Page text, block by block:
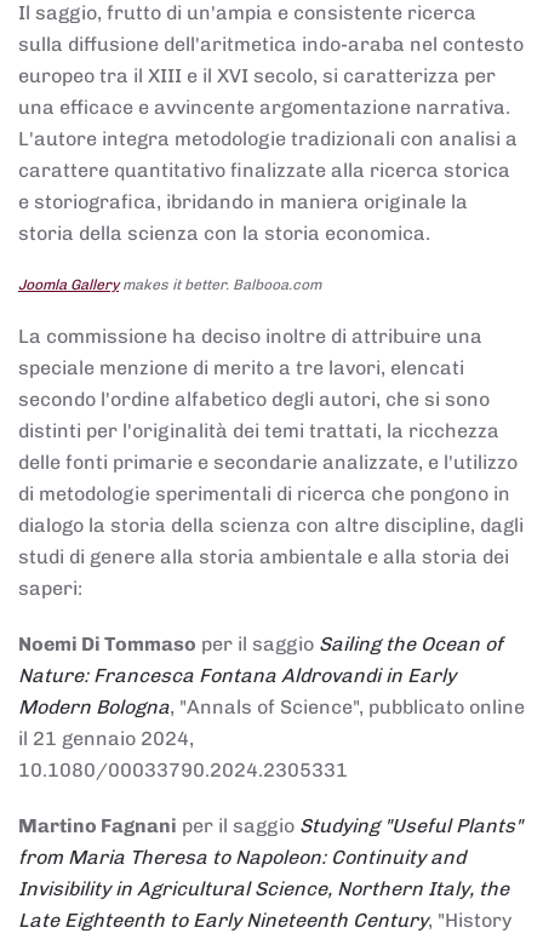
Il saggio, frutto di un'ampia e consistente ricerca
sulla diffusione dell'aritmetica indo-araba nel contesto
europeo tra il XIII e il XVI secolo, si caratterizza per
una efficace e avvincente argomentazione narrativa.
L'autore integra metodologie tradizionali con analisi a
carattere quantitativo finalizzate alla ricerca storica
e storiografica, ibridando in maniera originale la
storia della scienza con la storia economica.
Joomla Gallerymakes it better. Balbooa.com
La commissione ha deciso inoltre di attribuire una
speciale menzione di merito a tre lavori, elencati
secondo l'ordine alfabetico degli autori, che si sono
distinti per l'originalità dei temi trattati, la ricchezza
delle fonti primarie e secondarie analizzate, e l'utilizzo
di metodologie sperimentali di ricerca che pongono in
dialogo la storia della scienza con altre discipline, dagli
studi di genere alla storia ambientale e alla storia dei
saperi:
Noemi Di Tommaso per il saggio Sailing the Ocean of
Nature: Francesca Fontana Aldrovandi in Early
Modern Bologna, "Annals of Science", pubblicato online
il 21 gennaio 2024,
10.1080/00033790.2024.2305331
Martino Fagnani per il saggio Studying "Useful Plants"
from Maria Theresa to Napoleon: Continuity and
Invisibility in Agricultural Science, Northern Italy, the
Late Eighteenth to Early Nineteenth Century, "History